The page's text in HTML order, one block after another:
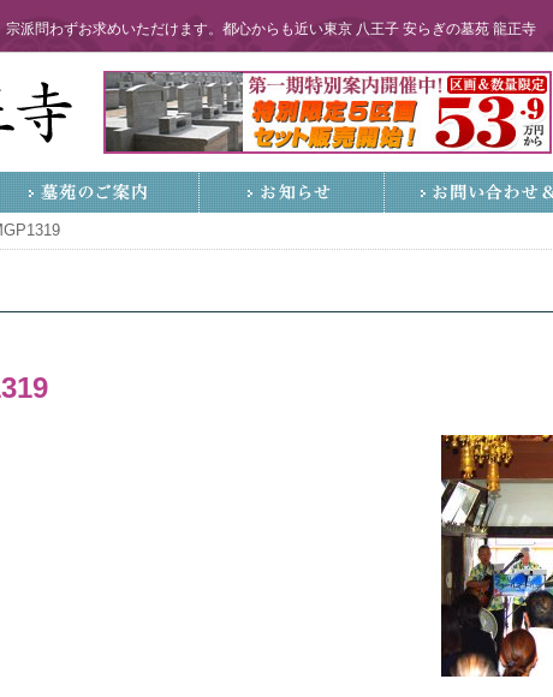
派問わずお求めいただけます。都心からも近い東京 八王子 安らぎの墓苑 龍正寺